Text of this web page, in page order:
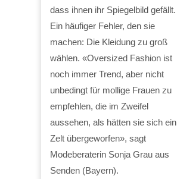
dass ihnen ihr Spiegelbild gefällt.
Ein häufiger Fehler, den sie
machen: Die Kleidung zu groß
wählen. «Oversized Fashion ist
noch immer Trend, aber nicht
unbedingt für mollige Frauen zu
empfehlen, die im Zweifel
aussehen, als hätten sie sich ein
Zelt übergeworfen», sagt
Modeberaterin Sonja Grau aus
Senden (Bayern).